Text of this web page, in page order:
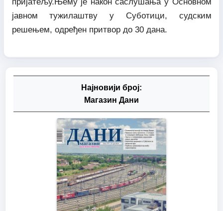
јавном тужилаштву у Суботици, судским
решењем, одређен притвор до 30 дана.
Најновији број:
Магазин Дани